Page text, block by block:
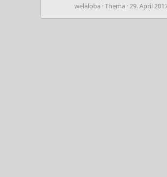
welaloba Thema 29. April